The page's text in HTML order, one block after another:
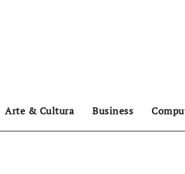
Arte & Cultura Business